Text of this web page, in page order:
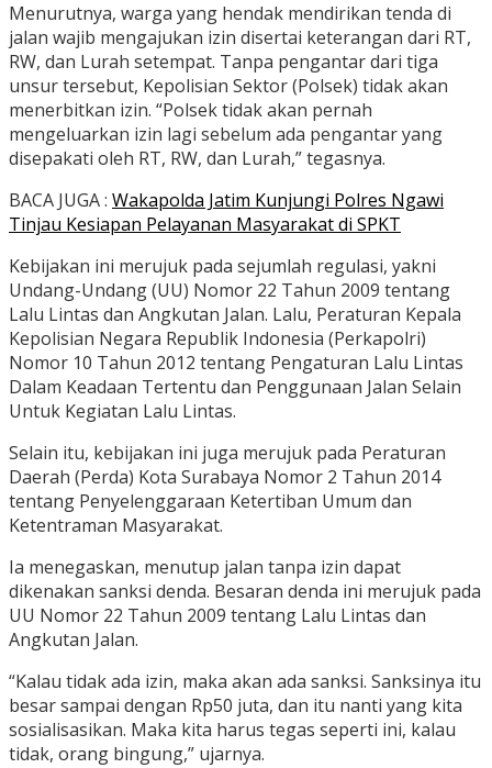
Menurutnya, warga yang hendak mendirikan tenda di
jalan wajib mengajukan izin disertai keterangan dari RT,
RW, dan Lurah setempat. Tanpa pengantar dari tiga
unsur tersebut, Kepolisian Sektor (Polsek) tidak akan
menerbitkan izin. “Polsek tidak akan pernah
mengeluarkan izin lagi sebelum ada pengantar yang
disepakati oleh RT, RW, dan Lurah,” tegasnya.
BACA JUGA : Wakapolda Jatim Kunjungi Polres Ngawi
Tinjau Kesiapan Pelayanan Masyarakat di SPKT
Kebijakan ini merujuk pada sejumlah regulasi, yakni
Undang-Undang (UU) Nomor 22 Tahun 2009 tentang
Lalu Lintas dan Angkutan Jalan. Lalu, Peraturan Kepala
Kepolisian Negara Republik Indonesia (Perkapolri)
Nomor 10 Tahun 2012 tentang Pengaturan Lalu Lintas
Dalam Keadaan Tertentu dan Penggunaan Jalan Selain
Untuk Kegiatan Lalu Lintas.
Selain itu, kebijakan ini juga merujuk pada Peraturan
Daerah (Perda) Kota Surabaya Nomor 2 Tahun 2014
tentang Penyelenggaraan Ketertiban Umum dan
Ketentraman Masyarakat.
Ia menegaskan, menutup jalan tanpa izin dapat
dikenakan sanksi denda. Besaran denda ini merujuk pada
UU Nomor 22 Tahun 2009 tentang Lalu Lintas dan
Angkutan Jalan.
“Kalau tidak ada izin, maka akan ada sanksi. Sanksinya itu
besar sampai dengan Rp50 juta, dan itu nanti yang kita
sosialisasikan. Maka kita harus tegas seperti ini, kalau
tidak, orang bingung,” ujarnya.